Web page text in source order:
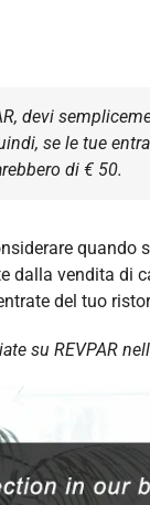
devi
se le tue
di € 50.
quando
dalla vendita di
del tuo
su REVPAR